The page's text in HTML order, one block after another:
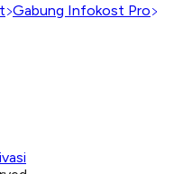
Gabung Infokost Pro